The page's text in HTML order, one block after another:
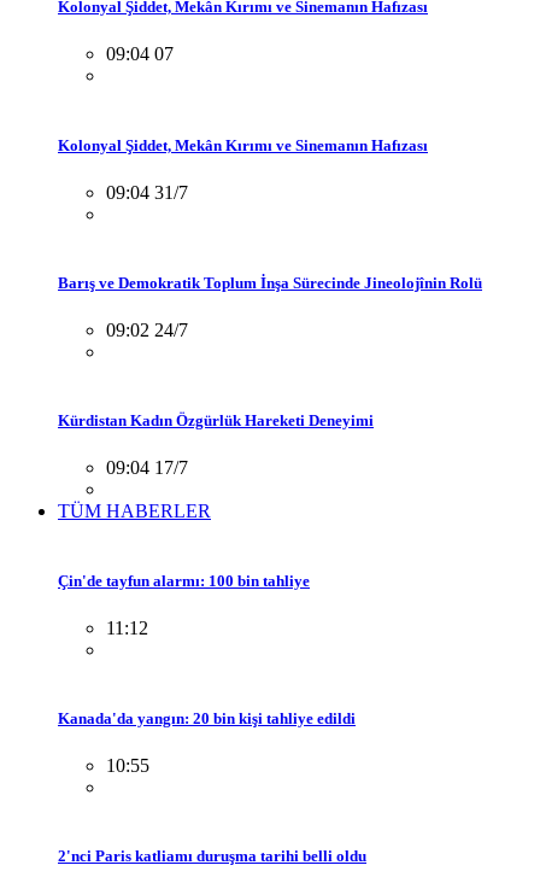
Kolonyal Şiddet, Mekân Kırımı ve Sinemanın Hafızası
09:04 07
Kolonyal Şiddet, Mekân Kırımı ve Sinemanın Hafızası
09:04 31/7
Barış ve Demokratik Toplum İnşa Sürecinde Jineolojînin Rolü
09:02 24/7
Kürdistan Kadın Özgürlük Hareketi Deneyimi
09:04 17/7
TÜM HABERLER
Çin'de tayfun alarmı: 100 bin tahliye
11:12
Kanada'da yangın: 20 bin kişi tahliye edildi
10:55
2'nci Paris katliamı duruşma tarihi belli oldu